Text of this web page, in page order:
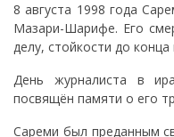
8 августа 1998 года
Мазари-Шарифе. Его
делу, стойкости до
День журналиста в
посвящён памяти о его
Сареми был преданным